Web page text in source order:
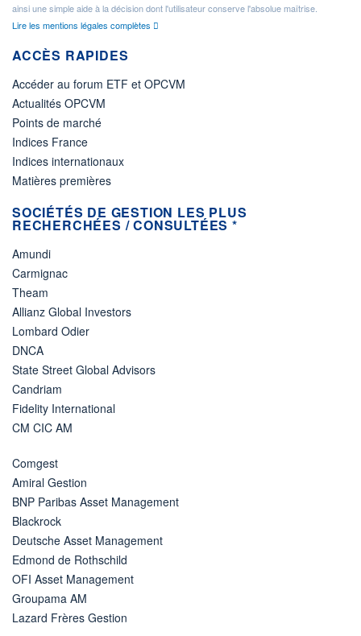
ainsi une simple aide à la décision dont l'utilisateur conserve l'absolue maîtrise.
Lire les mentions légales complètes
ACCÈS RAPIDES
Accéder au forum ETF et OPCVM
Actualités OPCVM
Points de marché
Indices France
Indices internationaux
Matières premières
SOCIÉTÉS DE GESTION LES PLUS
RECHERCHÉES / CONSULTÉES *
Amundi
Carmignac
Theam
Allianz Global Investors
Lombard Odier
DNCA
State Street Global Advisors
Candriam
Fidelity International
CM CIC AM
Comgest
Amiral Gestion
BNP Paribas Asset Management
Blackrock
Deutsche Asset Management
Edmond de Rothschild
OFI Asset Management
Groupama AM
Lazard Frères Gestion